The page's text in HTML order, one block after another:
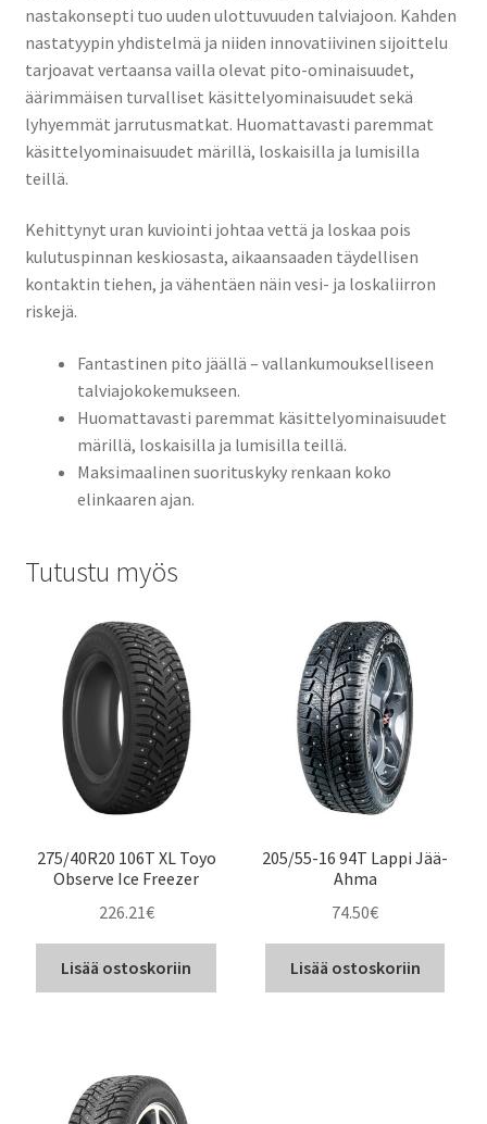
nastakonsepti tuo uuden ulottuvuuden talviajoon. Kahden
nastatyypin yhdistelmä ja niiden innovatiivinen sijoittelu
tarjoavat vertaansa vailla olevat pito-ominaisuudet,
äärimmäisen turvalliset käsittelyominaisuudet sekä
lyhyemmät jarrutusmatkat. Huomattavasti paremmat
käsittelyominaisuudet märillä, loskaisilla ja lumisilla
teillä.
Kehittynyt uran kuviointi johtaa vettä ja loskaa pois
kulutuspinnan keskiosasta, aikaansaaden täydellisen
kontaktin tiehen, ja vähentäen näin vesi- ja loskaliirron
riskejä.
Fantastinen pito jäällä – vallankumoukselliseen
talviajokokemukseen.
Huomattavasti paremmat käsittelyominaisuudet
märillä, loskaisilla ja lumisilla teillä.
Maksimaalinen suorituskyky renkaan koko
elinkaaren ajan.
Tutustu myös
275/40R20 106T XL Toyo
Observe Ice Freezer
226.21€
Lisää ostoskoriin
205/55-16 94T Lappi Jää-
Ahma
74.50€
Lisää ostoskoriin